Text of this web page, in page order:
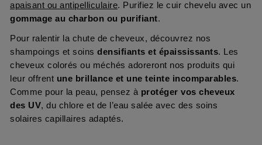
apaisant ou antipelliculaire. Purifiez le cuir chevelu avec un
gommage au charbon ou purifiant.
Pour ralentir la chute de cheveux, découvrez nos
shampoings et soins densifiants et épaississants. Les
cheveux colorés ou méchés adoreront nos produits qui
leur offrent une brillance et une teinte incomparables.
Comme pour la peau, pensez à protéger vos cheveux
des UV, du chlore et de l’eau salée avec des soins
solaires capillaires adaptés.